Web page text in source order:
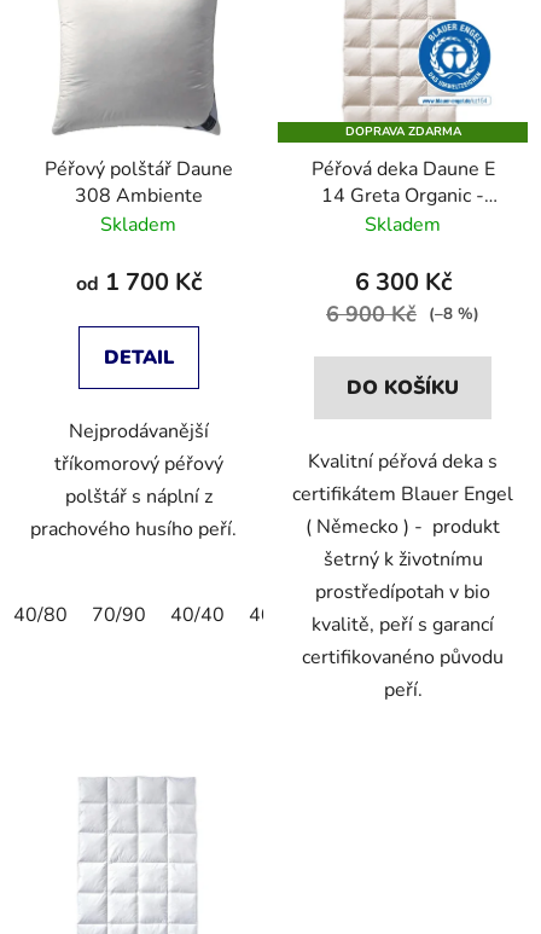
Péřový polštář Daune
308 Ambiente
Skladem
od 1 700 Kč
DETAIL
Nejprodávanější
tříkomorový péřový
polštář s náplní z
prachového husího peří.
40/80 70/90 40/40 40/60 60/80 50/50
DOPRAVA ZDARMA
Péřová deka Daune E
14 Greta Organic -
teplá deka
Skladem
6 300 Kč
6 900 Kč (–8 %)
DO KOŠÍKU
Kvalitní péřová deka s
certifikátem Blauer Engel
( Německo ) - produkt
šetrný k životnímu
prostředípotah v bio
kvalitě, peří s garancí
certifikovanéno původu
peří.